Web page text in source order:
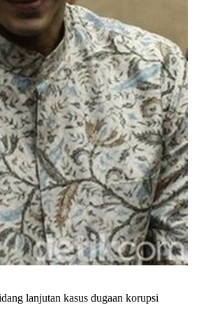
lanjutan kasus dugaan korupsi